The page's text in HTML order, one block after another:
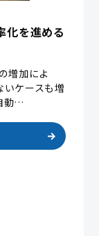
化を進める
増加によ
いケースも増
動…